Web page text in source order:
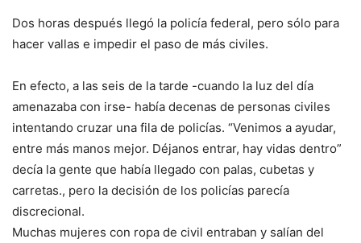
Dos horas después llegó la policía federal, pero sólo para
hacer vallas e impedir el paso de más civiles.
En efecto, a las seis de la tarde -cuando la luz del día
amenazaba con irse- había decenas de personas civiles
intentando cruzar una fila de policías. “Venimos a ayudar,
entre más manos mejor. Déjanos entrar, hay vidas dentro”
decía la gente que había llegado con palas, cubetas y
carretas., pero la decisión de los policías parecía
discrecional.
Muchas mujeres con ropa de civil entraban y salían del